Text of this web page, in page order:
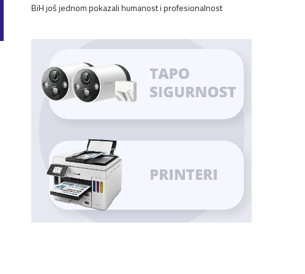
BiH još jednom pokazali humanost i profesionalnost